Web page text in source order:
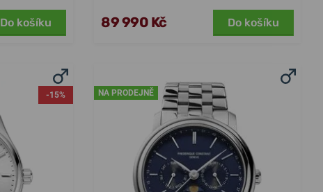
Do košíku 89 990 Kč Do košíku
-15% NA PRODEJNĚ